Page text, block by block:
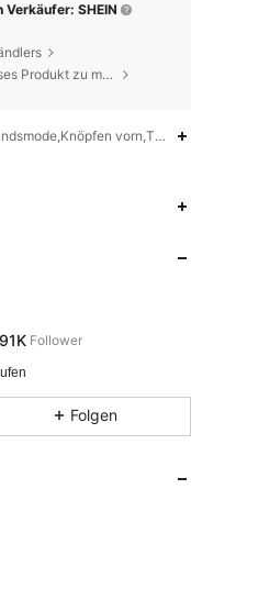
SHEIN
Um diesen Verkäufer und/oder dieses Produkt zu melden
vorn,Taschen
Folgen